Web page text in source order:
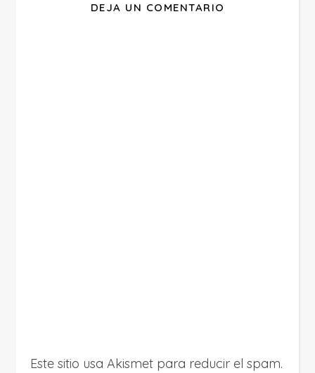
DEJA UN COMENTARIO
Este sitio usa Akismet para reducir el spam.